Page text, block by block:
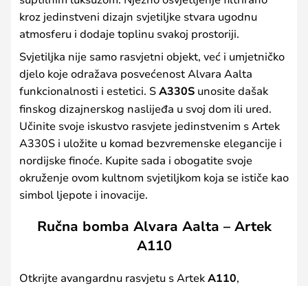
kroz jedinstveni dizajn svjetiljke stvara ugodnu
atmosferu i dodaje toplinu svakoj prostoriji.
Svjetiljka nije samo rasvjetni objekt, već i umjetničko
djelo koje odražava posvećenost Alvara Aalta
funkcionalnosti i estetici. SA330S unosite dašak
finskog dizajnerskog naslijeđa u svoj dom ili ured.
Učinite svoje iskustvo rasvjete jedinstvenim s Artek
A330S i uložite u komad bezvremenske elegancije i
nordijske finoće. Kupite sada i obogatite svoje
okruženje ovom kultnom svjetiljkom koja se ističe kao
simbol ljepote i inovacije.
Ručna bomba Alvara Aalta – Artek
A110
Otkrijte avangardnu rasvjetu s ArtekA110,